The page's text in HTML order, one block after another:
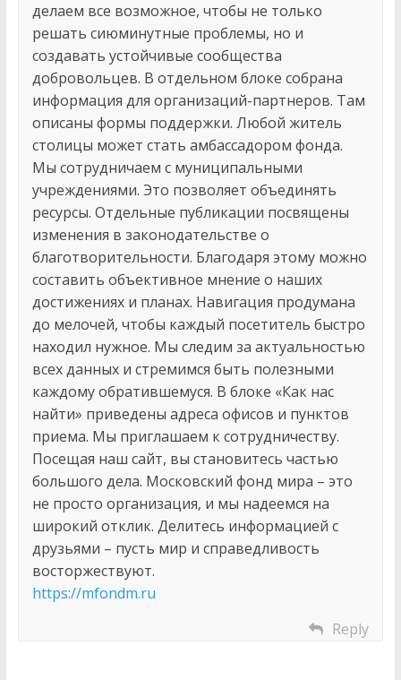
делаем все возможное, чтобы не только
решать сиюминутные проблемы, но и
создавать устойчивые сообщества
добровольцев. В отдельном блоке собрана
информация для организаций-партнеров. Там
описаны формы поддержки. Любой житель
столицы может стать амбассадором фонда.
Мы сотрудничаем с муниципальными
учреждениями. Это позволяет объединять
ресурсы. Отдельные публикации посвящены
изменения в законодательстве о
благотворительности. Благодаря этому можно
составить объективное мнение о наших
достижениях и планах. Навигация продумана
до мелочей, чтобы каждый посетитель быстро
находил нужное. Мы следим за актуальностью
всех данных и стремимся быть полезными
каждому обратившемуся. В блоке «Как нас
найти» приведены адреса офисов и пунктов
приема. Мы приглашаем к сотрудничеству.
Посещая наш сайт, вы становитесь частью
большого дела. Московский фонд мира – это
не просто организация, и мы надеемся на
широкий отклик. Делитесь информацией с
друзьями – пусть мир и справедливость
восторжествуют.
https://mfondm.ru
Reply